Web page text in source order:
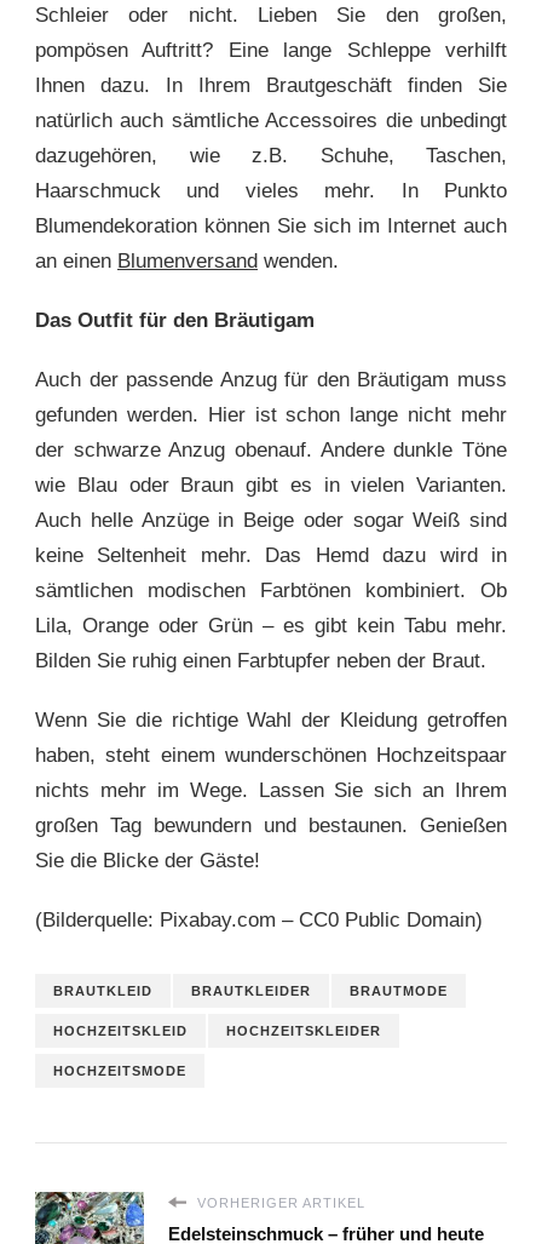
Schleier oder nicht. Lieben Sie den großen,
pompösen Auftritt? Eine lange Schleppe verhilft
Ihnen dazu. In Ihrem Brautgeschäft finden Sie
natürlich auch sämtliche Accessoires die unbedingt
dazugehören, wie z.B. Schuhe, Taschen,
Haarschmuck und vieles mehr. In Punkto
Blumendekoration können Sie sich im Internet auch
an einen Blumenversand wenden.
Das Outfit für den Bräutigam
Auch der passende Anzug für den Bräutigam muss
gefunden werden. Hier ist schon lange nicht mehr
der schwarze Anzug obenauf. Andere dunkle Töne
wie Blau oder Braun gibt es in vielen Varianten.
Auch helle Anzüge in Beige oder sogar Weiß sind
keine Seltenheit mehr. Das Hemd dazu wird in
sämtlichen modischen Farbtönen kombiniert. Ob
Lila, Orange oder Grün – es gibt kein Tabu mehr.
Bilden Sie ruhig einen Farbtupfer neben der Braut.
Wenn Sie die richtige Wahl der Kleidung getroffen
haben, steht einem wunderschönen Hochzeitspaar
nichts mehr im Wege. Lassen Sie sich an Ihrem
großen Tag bewundern und bestaunen. Genießen
Sie die Blicke der Gäste!
(Bilderquelle: Pixabay.com – CC0 Public Domain)
BRAUTKLEID BRAUTKLEIDER BRAUTMODE
HOCHZEITSKLEID HOCHZEITSKLEIDER
HOCHZEITSMODE
VORHERIGER ARTIKEL
Edelsteinschmuck – früher und heute